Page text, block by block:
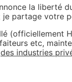
la liberté
partage votre
(officiellement
etc,
des industries